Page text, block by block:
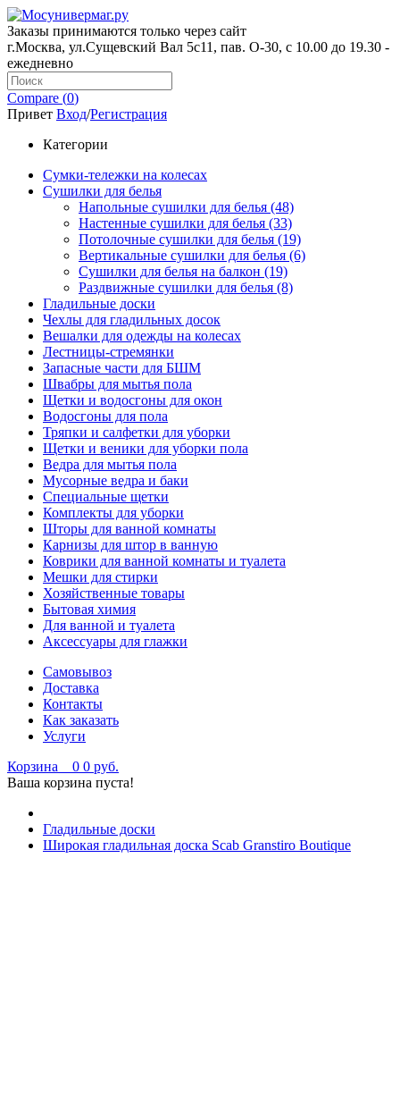
Заказы принимаются только через сайт
г.Москва, ул.Сущевский Вал 5с11, пав. О-30, с 10.00 до 19.30 -
ежедневно
Compare (0)
Привет Вход/Регистрация
Категории
Сумки-тележки на колесах
Сушилки для белья
Напольные сушилки для белья (48)
Настенные сушилки для белья (33)
Потолочные сушилки для белья (19)
Вертикальные сушилки для белья (6)
Сушилки для белья на балкон (19)
Раздвижные сушилки для белья (8)
Гладильные доски
Чехлы для гладильных досок
Вешалки для одежды на колесах
Лестницы-стремянки
Запасные части для БШМ
Швабры для мытья пола
Щетки и водосгоны для окон
Водосгоны для пола
Тряпки и салфетки для уборки
Щетки и веники для уборки пола
Ведра для мытья пола
Мусорные ведра и баки
Специальные щетки
Комплекты для уборки
Шторы для ванной комнаты
Карнизы для штор в ванную
Коврики для ванной комнаты и туалета
Мешки для стирки
Хозяйственные товары
Бытовая химия
Для ванной и туалета
Аксессуары для глажки
Самовывоз
Доставка
Контакты
Как заказать
Услуги
Корзина
0 0 руб.
Ваша корзина пуста!
Гладильные доски
Широкая гладильная доска Scab Granstiro Boutique